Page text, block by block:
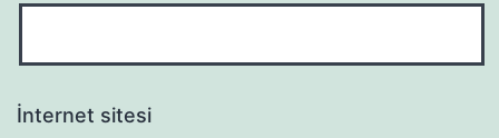
İnternet sitesi